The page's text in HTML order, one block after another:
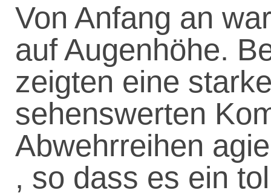
Von Anfang an
auf Augenhöhe.
zeigten eine
sehenswerten
Abwehrreihen
, so dass es ein